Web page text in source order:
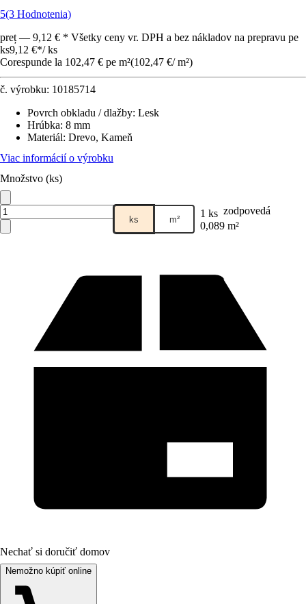
5(3 Hodnotenia)
preț — 9,12 € * Všetky ceny vr. DPH a bez nákladov na prepravu pe
ks9,12 €*/ ks
Corespunde la 102,47 € pe m²(102,47 €/ m²)
č. výrobku: 10185714
Povrch obkladu / dlažby: Lesk
Hrúbka: 8 mm
Materiál: Drevo, Kameň
Viac informácií o výrobku
Množstvo (ks)
ks m² 1 ks zodpovedá
0,089 m²
Nechať si doručiť domov
Nemožno kúpiť online